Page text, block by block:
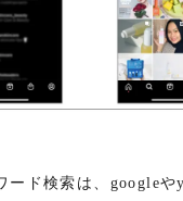
ード検索は、googleや